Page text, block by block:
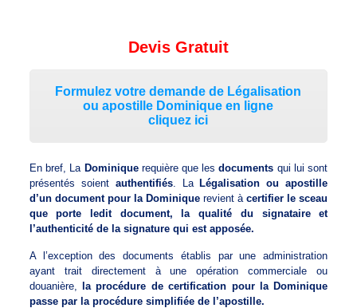
Devis Gratuit
Formulez votre demande de Légalisation
ou apostille Dominique en ligne
cliquez ici
En bref, La Dominiquerequière que lesdocuments qui lui sont
présentés soient authentifiés. La Légalisation ou apostille
d’un document pour la Dominiquerevient àcertifier le sceau
que porte ledit document, la qualité du signataire et
l’authenticité de la signature qui est apposée.
A l’exception des documents établis par une administration
ayant trait directement à une opération commerciale ou
douanière,
la procédure de certification pour la Dominique
passe par la procédure simplifiée de l’apostille.